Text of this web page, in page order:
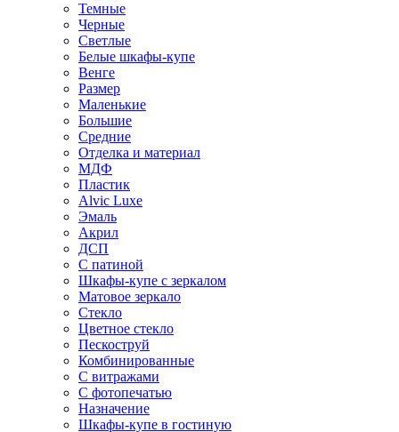
Темные
Черные
Светлые
Белые шкафы-купе
Венге
Размер
Маленькие
Большие
Средние
Отделка и материал
МДФ
Пластик
Alvic Luxe
Эмаль
Акрил
ДСП
С патиной
Шкафы-купе с зеркалом
Матовое зеркало
Стекло
Цветное стекло
Пескоструй
Комбинированные
С витражами
С фотопечатью
Назначение
Шкафы-купе в гостиную